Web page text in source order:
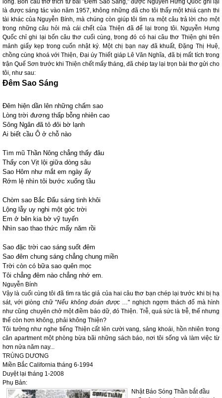
lòng. Bốn câu thơ trích từ bài "Đêm Sao Sáng," được Nguyễn Hưng Quốc ghi lại
là được sáng tác vào năm 1957, không những đã cho tôi thấy một khiá cạnh thi
tài khác của Nguyễn Bính, mà chúng còn giúp tôi tìm ra một câu trả lời cho một
trong những câu hỏi mà cái chết của Thiện đã để lại trong tôi. Nguyễn Hưng
Quốc chỉ ghi lại bốn câu thơ cuối cùng, trong đó có hai câu thơ Thiện ghi trên
mảnh giấy kẹp trong cuốn nhật ký. Một chị bạn nay đã khuất, Đặng Thị Huệ,
chồng cùng khoá với Thiện, Đại úy Thiết giáp Lê Văn Nghĩa, đã bị mất tích trong
trận Quế Sơn trước khi Thiện chết mấy tháng, đã chép tay lại trọn bài thơ gửi cho
tôi, như sau:
Đêm Sao Sáng
Đêm hiện dần lên những chấm sao
Lòng trời đương thấp bỗng nhiên cao
Sông Ngân đã tỏ đôi bờ lạnh
Ai biết cầu Ô ở chỗ nào
Tìm mũ Thần Nông chẳng thấy đâu
Thấy con Vịt lội giữa dòng sâu
Sao Hôm như mắt em ngày ấy
Rớm lệ nhìn tôi bước xuống tầu
Chòm sao Bắc Đẩu sáng tinh khôi
Lộng lẫy uy nghi một góc trời
Em ở bên kia bờ vỹ tuyến
Nhìn sao thao thức mấy năm rồi
Sao đặc trời cao sáng suốt đêm
Sao đêm chung sáng chẳng chung miền
Trời còn có bữa sao quên mọc
Tôi chẳng đêm nào chẳng nhớ em.
Nguyễn Bính
Vậy là cuối cùng tôi đã tìm ra tác giả của hai câu thơ bạn chép lại trước khi bị hạ
sát, với giòng chữ "Nếu không đoán được…" nghịch ngợm thách đố mà hình
như cũng chuyên chở một điềm báo dữ, đó Thiện. Trễ, quá sức là trễ, thế nhưng
thế còn hơn không, phải không Thiện?
Tôi tưởng như nghe tiếng Thiện cất lên cười vang, sảng khoái, hồn nhiên trong
căn apartment một phòng bừa bãi những sách báo, nơi tôi sống và làm việc từ
hơn nửa năm nay...
TRÙNG DƯƠNG
Miền Bắc California tháng 6-1994
Duyệt lại tháng 1-2008
Phụ Bản:
Nhật Báo Sóng Thần bắt đầu